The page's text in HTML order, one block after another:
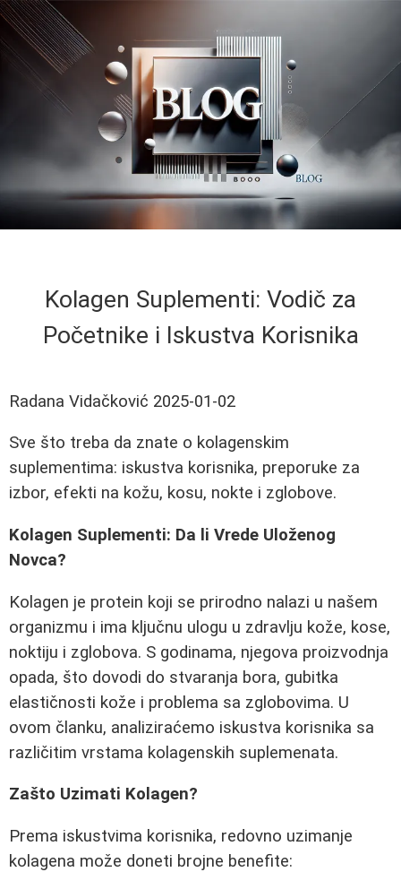
Kolagen Suplementi: Vodič za
Početnike i Iskustva Korisnika
Radana Vidačković 2025-01-02
Sve što treba da znate o kolagenskim
suplementima: iskustva korisnika, preporuke za
izbor, efekti na kožu, kosu, nokte i zglobove.
Kolagen Suplementi: Da li Vrede Uloženog
Novca?
Kolagen je protein koji se prirodno nalazi u našem
organizmu i ima ključnu ulogu u zdravlju kože, kose,
noktiju i zglobova. S godinama, njegova proizvodnja
opada, što dovodi do stvaranja bora, gubitka
elastičnosti kože i problema sa zglobovima. U
ovom članku, analiziraćemo iskustva korisnika sa
različitim vrstama kolagenskih suplemenata.
Zašto Uzimati Kolagen?
Prema iskustvima korisnika, redovno uzimanje
kolagena može doneti brojne benefite: